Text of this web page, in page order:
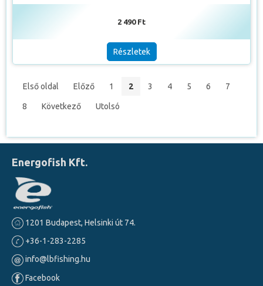
2 490 Ft
Részletek
Első oldal Előző 1 2 3 4 5 6 7
8 Következő Utolsó
Energofish Kft.
1201 Budapest, Helsinki út 74.
+36-1-283-2285
info@lbfishing.hu
Facebook